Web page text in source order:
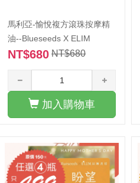
馬利亞-愉悅複方滾珠按摩精
油--Blueseeds X ELIM
NT$680 NT$680
加入購物車